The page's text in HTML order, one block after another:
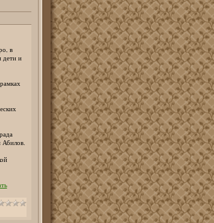
в
дети и
Абилов.